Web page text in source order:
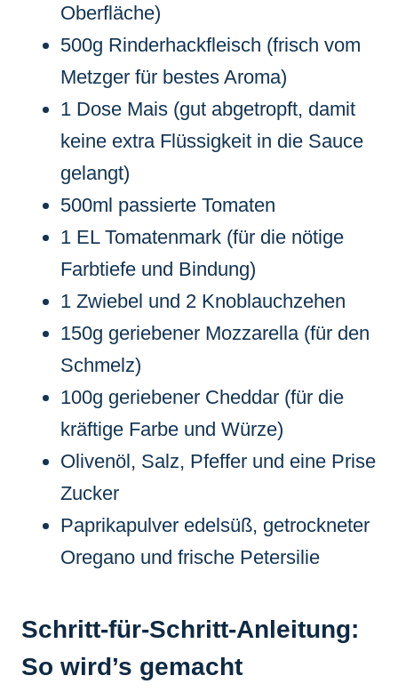
Oberfläche)
500g Rinderhackfleisch (frisch vom
Metzger für bestes Aroma)
1 Dose Mais (gut abgetropft, damit
keine extra Flüssigkeit in die Sauce
gelangt)
500ml passierte Tomaten
1 EL Tomatenmark (für die nötige
Farbtiefe und Bindung)
1 Zwiebel und 2 Knoblauchzehen
150g geriebener Mozzarella (für den
Schmelz)
100g geriebener Cheddar (für die
kräftige Farbe und Würze)
Olivenöl, Salz, Pfeffer und eine Prise
Zucker
Paprikapulver edelsüß, getrockneter
Oregano und frische Petersilie
Schritt-für-Schritt-Anleitung:
So wird’s gemacht